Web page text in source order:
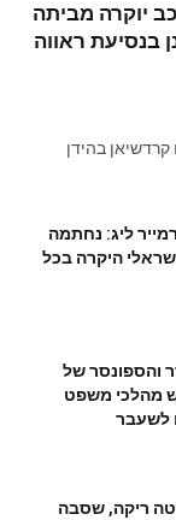
יוקרה מביתה
בנסיעת ראווה
קרדשיאן בהידן
ליג: נחתמה
היקרה בכל
והספונסר של
מהלכי משפט
לשעבר
ריקה, שסבה